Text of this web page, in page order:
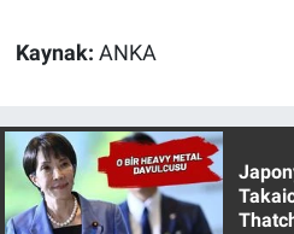
Kaynak: ANKA